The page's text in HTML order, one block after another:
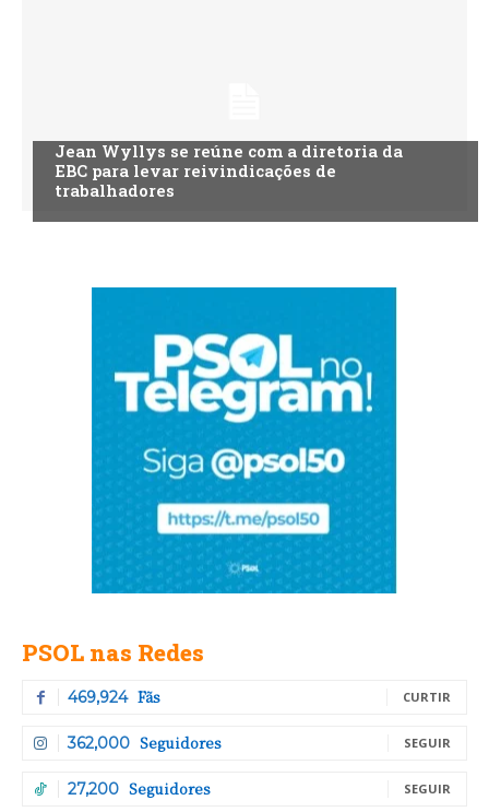
Jean Wyllys se reúne com a diretoria da
EBC para levar reivindicações de
trabalhadores
PSOL nas Redes
469,924 Fãs CURTIR
362,000 Seguidores SEGUIR
27,200 Seguidores SEGUIR